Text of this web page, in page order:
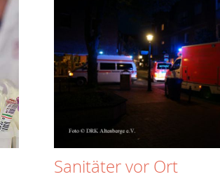
Sanitäter vor Ort